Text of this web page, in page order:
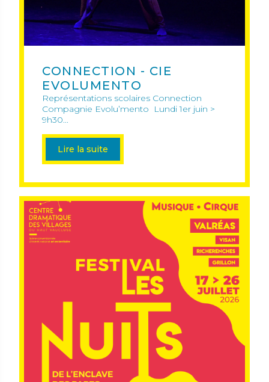
CONNECTION - CIE
EVOLUMENTO
Représentations scolaires Connection
Compagnie Evolu’mento Lundi 1er juin >
9h30...
Lire la suite